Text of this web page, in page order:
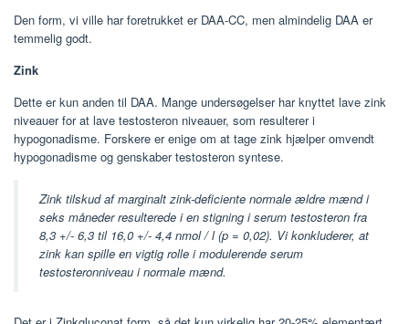
Den form, vi ville har foretrukket er DAA-CC, men almindelig DAA er
temmelig godt.
Zink
Dette er kun anden til DAA. Mange undersøgelser har knyttet lave zink
niveauer for at lave testosteron niveauer, som resulterer i
hypogonadisme. Forskere er enige om at tage zink hjælper omvendt
hypogonadisme og genskaber testosteron syntese.
Zink tilskud af marginalt zink-deficiente normale ældre mænd i
seks måneder resulterede i en stigning i serum testosteron fra
8,3 +/- 6,3 til 16,0 +/- 4,4 nmol / l (p = 0,02). Vi konkluderer, at
zink kan spille en vigtig rolle i modulerende serum
testosteronniveau i normale mænd.